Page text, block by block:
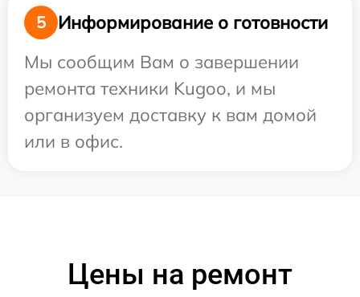
5
Информирование о готовности
Мы сообщим Вам о завершении
ремонта техники Kugoo, и мы
организуем доставку к вам домой
или в офис.
Цены на ремонт